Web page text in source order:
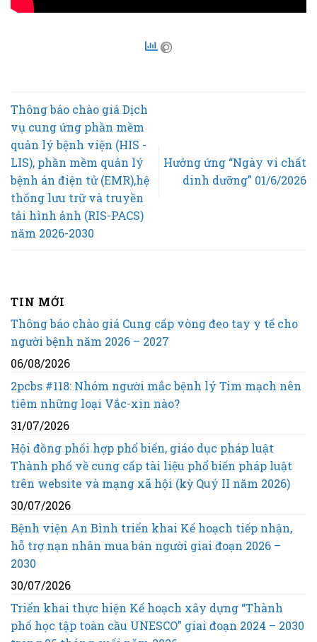
Thông báo chào giá Dịch
vụ cung ứng phần mềm
quản lý bệnh viện (HIS -
LIS), phần mềm quản lý
bệnh án điện tử (EMR),hệ
thống lưu trữ và truyền
tải hình ảnh (RIS-PACS)
năm 2026-2030
Hưởng ứng “Ngày vi chất
dinh dưỡng” 01/6/2026
TIN MỚI
Thông báo chào giá Cung cấp vòng đeo tay y tế cho
người bệnh năm 2026 – 2027
06/08/2026
2pcbs #118: Nhóm người mắc bệnh lý Tim mạch nên
tiêm những loại Vắc-xin nào?
31/07/2026
Hội đồng phối hợp phổ biến, giáo dục pháp luật
Thành phố về cung cấp tài liệu phổ biến pháp luật
trên website và mạng xã hội (kỳ Quý II năm 2026)
30/07/2026
Bệnh viện An Bình triển khai Kế hoạch tiếp nhận,
hỗ trợ nạn nhân mua bán người giai đoạn 2026 –
2030
30/07/2026
Triển khai thực hiện Kế hoạch xây dựng “Thành
phố học tập toàn cầu UNESCO” giai đoạn 2024 – 2030